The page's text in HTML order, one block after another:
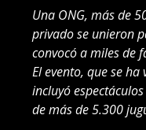
Una ONG, más de
privado se unieron
convocó a miles de
El evento, que se
incluyó
de más de 5.300